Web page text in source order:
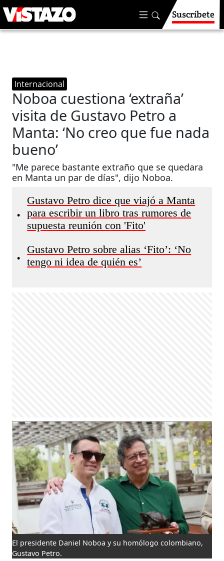
Suscríbete
Internacional
Noboa cuestiona ‘extraña’
visita de Gustavo Petro a
Manta: ‘No creo que fue nada
bueno’
"Me parece bastante extraño que se quedara
en Manta un par de días", dijo Noboa.
•
Gustavo Petro dice que viajó a Manta
para escribir un libro tras rumores de
supuesta reunión con 'Fito'
•
Gustavo Petro sobre alias ‘Fito’: ‘No
tengo ni idea de quién es’
El presidente Daniel Noboa y su homólogo colombiano,
Gustavo Petro.